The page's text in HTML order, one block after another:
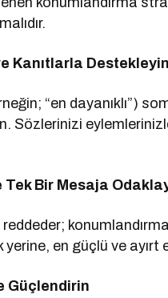
Kanıtlarla Destekleyin
“en dayanıklı”)
Sözlerinizi
Bir Mesaja
en güçlü ve ayırt
Güçlendirin